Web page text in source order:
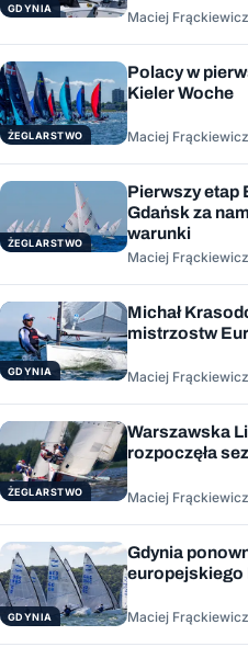
GDYNIA
Maciej Frąckiewicz
ŻEGLARSTWO
Polacy w
Kieler Woche
Maciej Frąckiewicz
ŻEGLARSTWO
Pierwszy etap
Gdańsk za
warunki
Maciej Frąckiewicz
GDYNIA
Michał
mistrzostw
Maciej Frąckiewicz
ŻEGLARSTWO
Warszawska
rozpoczęła
Maciej Frąckiewicz
GDYNIA
Gdynia
europejskiego
Maciej Frąckiewicz